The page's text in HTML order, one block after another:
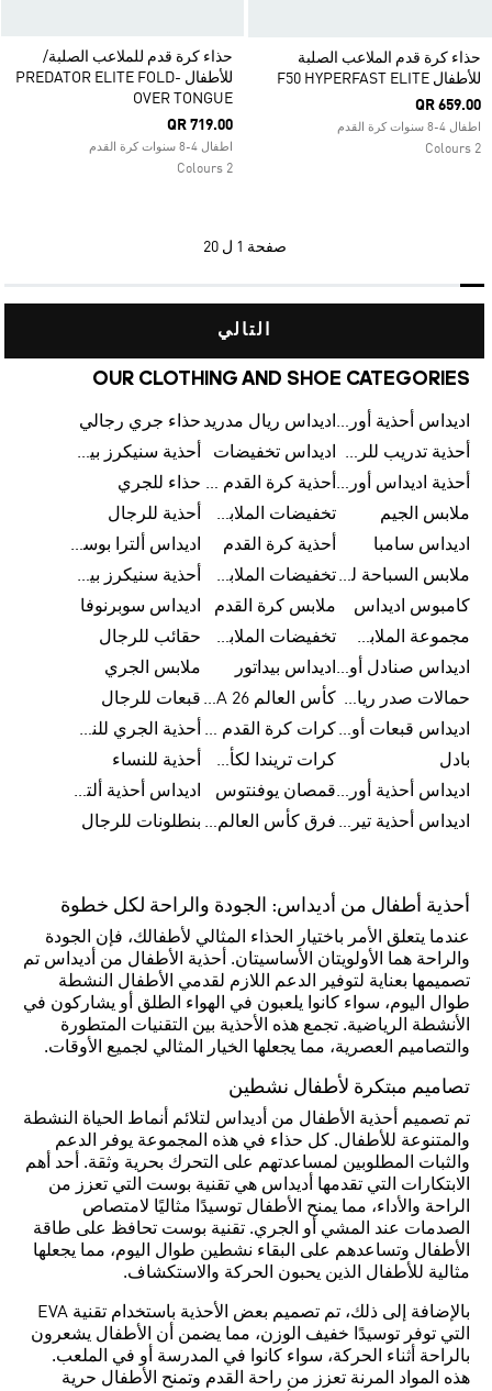
حذاء كرة قدم الملاعب الصلبة
للأطفال F50 HYPERFAST ELITE
QR 659.00
اطفال 4-8 سنوات كرة القدم
2 Colours
حذاء كرة قدم للملاعب الصلبة/
للأطفال PREDATOR ELITE FOLD-
OVER TONGUE
QR 719.00
اطفال 4-8 سنوات كرة القدم
2 Colours
صفحة 1 ل 20
التالي
OUR CLOTHING AND SHOE CATEGORIES
اديداس أحذية أورجينالز اديداس ريال مدريد حذاء جري رجالي
أحذية تدريب للرجال
اديداس تخفيضات
أحذية سنيكرز بيضاء للرجال
أحذية اديداس أورجينال للنساء
أحذية كرة القدم للرجال حذاء للجري
ملابس الجيم
تخفيضات الملابس للأطفال
أحذية للرجال
اديداس سامبا
أحذية كرة القدم
اديداس ألترا بوست
ملابس السباحة للرجال
تخفيضات الملابس الرياضية
أحذية سنيكرز بيضاء للرجال
كامبوس اديداس
ملابس كرة القدم
اديداس سوبرنوفا
مجموعة الملابس الرياضية
تخفيضات الملابس للرجال
حقائب للرجال
اديداس صنادل أورجينال للنساء اديداس بيداتور
ملابس الجري
حمالات صدر رياضية
كأس العالم FIFA 26™ قبعات للرجال
اديداس قبعات أورجينال للرجال
كرات كرة القدم للرجال
أحذية الجري للنساء
بادل
كرات تريندا لكأس العالم FIFA 26™
أحذية للنساء
اديداس أحذية أورجينال للرجالقمصان يوفنتوس
اديداس أحذية ألترا بوست للرجال
اديداس أحذية تيريكس
فرق كأس العالم FIFA 26™ بنطلونات للرجال
أحذية أطفال من أديداس: الجودة والراحة لكل خطوة
عندما يتعلق الأمر باختيار الحذاء المثالي لأطفالك، فإن الجودة
والراحة هما الأولويتان الأساسيتان. أحذية الأطفال من أديداس تم
تصميمها بعناية لتوفير الدعم اللازم لقدمي الأطفال النشطة
طوال اليوم، سواء كانوا يلعبون في الهواء الطلق أو يشاركون في
الأنشطة الرياضية. تجمع هذه الأحذية بين التقنيات المتطورة
والتصاميم العصرية، مما يجعلها الخيار المثالي لجميع الأوقات.
تصاميم مبتكرة لأطفال نشطين
تم تصميم أحذية الأطفال من أديداس لتلائم أنماط الحياة النشطة
والمتنوعة للأطفال. كل حذاء في هذه المجموعة يوفر الدعم
والثبات المطلوبين لمساعدتهم على التحرك بحرية وثقة. أحد أهم
الابتكارات التي تقدمها أديداس هي تقنية بوست التي تعزز من
الراحة والأداء، مما يمنح الأطفال توسيدًا مثاليًا لامتصاص
الصدمات عند المشي أو الجري. تقنية بوست تحافظ على طاقة
الأطفال وتساعدهم على البقاء نشطين طوال اليوم، مما يجعلها
مثالية للأطفال الذين يحبون الحركة والاستكشاف.
بالإضافة إلى ذلك، تم تصميم بعض الأحذية باستخدام تقنية EVA
التي توفر توسيدًا خفيف الوزن، مما يضمن أن الأطفال يشعرون
بالراحة أثناء الحركة، سواء كانوا في المدرسة أو في الملعب.
هذه المواد المرنة تعزز من راحة القدم وتمنح الأطفال حرية